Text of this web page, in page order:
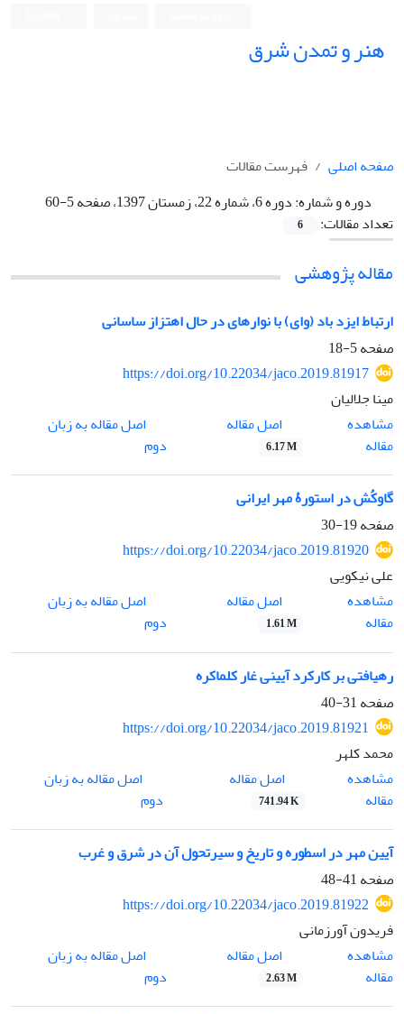
هنر و تمدن شرق
صفحه اصلی
فهرست مقالات
دوره و شماره:دوره 6، شماره 22، زمستان 1397، صفحه 5-60
تعداد مقالات:
6
مقاله پژوهشی
ارتباط ایزد باد (وای) با نوارهای در حال اهتزاز ساسانی
صفحه5-18
https://doi.org/10.22034/jaco.2019.81917
مینا جلالیان
مشاهده
مقاله
اصل مقاله
6.17 M
اصل مقاله به زبان
دوم
گاوکُش در استورۀ مهر ایرانی
صفحه19-30
https://doi.org/10.22034/jaco.2019.81920
علی نیکویی
مشاهده
مقاله
اصل مقاله
1.61 M
اصل مقاله به زبان
دوم
رهیافتی بر کارکرد آیینی غار کلماکره
صفحه31-40
https://doi.org/10.22034/jaco.2019.81921
محمد کلهر
مشاهده
مقاله
اصل مقاله
741.94 K
اصل مقاله به زبان
دوم
آیین مهر در اسطوره و تاریخ و سیرتحول آن در شرق و غرب
صفحه41-48
https://doi.org/10.22034/jaco.2019.81922
فریدون آورزمانی
مشاهده
مقاله
اصل مقاله
2.63 M
اصل مقاله به زبان
دوم